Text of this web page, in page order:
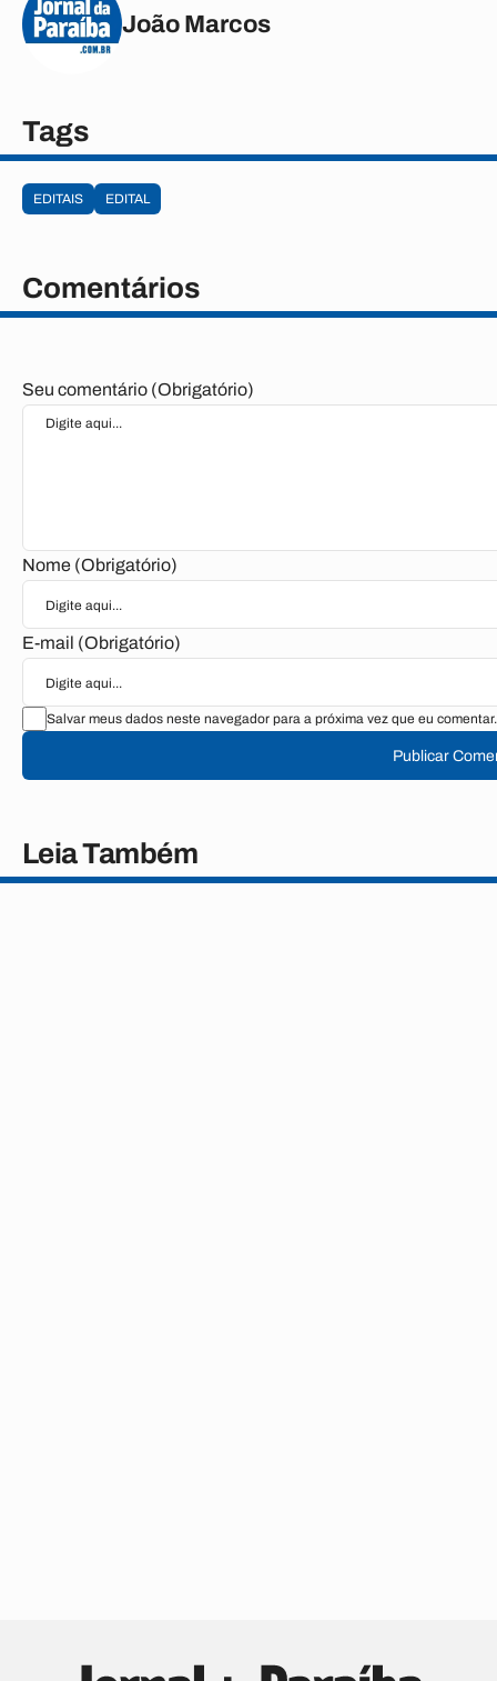
João Marcos
Tags
EDITAIS EDITAL
Comentários
Seu comentário (Obrigatório)
Nome (Obrigatório)
E-mail (Obrigatório)
Salvar meus dados neste navegador para a próxima vez que eu comentar.
Publicar
Leia Também